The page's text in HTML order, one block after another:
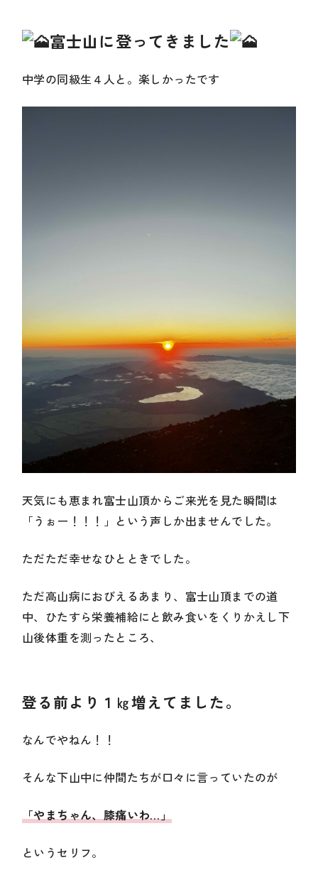
富士山に登ってきました
中学の同級生４人と。楽しかったです
天気にも恵まれ富士山頂からご来光を見た瞬間は
「うぉー！！！」という声しか出ませんでした。
ただただ幸せなひとときでした。
ただ高山病におびえるあまり、富士山頂までの道
中、ひたすら栄養補給にと飲み食いをくりかえし下
山後体重を測ったところ、
登る前より１㎏増えてました。
なんでやねん！！
そんな下山中に仲間たちが口々に言っていたのが
「やまちゃん、膝痛いわ…」
というセリフ。